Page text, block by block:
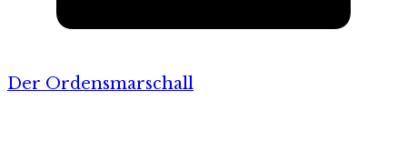
Der Ordensmarschall